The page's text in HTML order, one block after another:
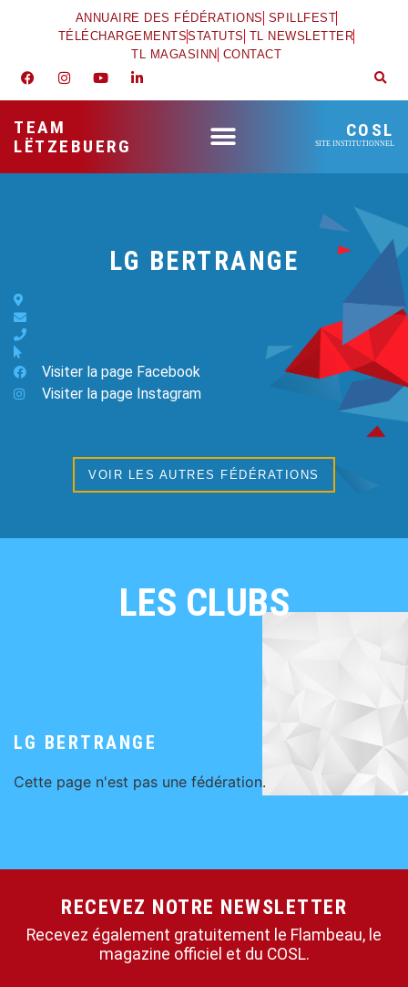
ANNUAIRE DES FÉDÉRATIONS SPILLFEST
TÉLÉCHARGEMENTSSTATUTS TL NEWSLETTER
TL MAGASINN CONTACT
TEAM
LËTZEBUERG
COSL
SITE INSTITUTIONNEL
LG BERTRANGE
Visiter la page Facebook
Visiter la page Instagram
VOIR LES AUTRES FÉDÉRATIONS
LES CLUBS
LG BERTRANGE
Cette page n'est pas une fédération.
RECEVEZ NOTRE NEWSLETTER
Recevez également gratuitement le Flambeau, le
magazine officiel et du COSL.